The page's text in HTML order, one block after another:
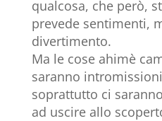
qualcosa, che però,
prevede sentimenti,
divertimento.
Ma le cose ahimè
saranno
soprattutto ci
ad uscire allo